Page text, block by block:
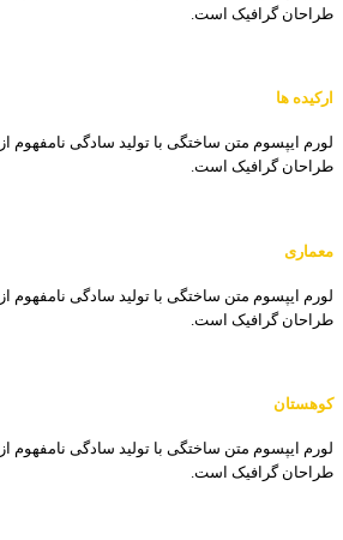
طراحان گرافیک است.
ارکیده ها
لورم ایپسوم متن ساختگی با تولید سادگی نامفهوم
طراحان گرافیک است.
معماری
لورم ایپسوم متن ساختگی با تولید سادگی نامفهوم
طراحان گرافیک است.
کوهستان
لورم ایپسوم متن ساختگی با تولید سادگی نامفهوم
طراحان گرافیک است.